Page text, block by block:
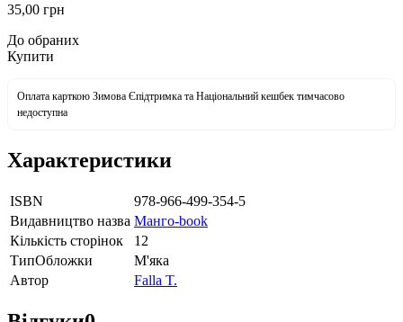
35,00 грн
До обраних
Купити
Оплата карткою Зимова Єпідтримка та Національний кешбек тимчасово
недоступна
Характеристики
ISBN
978-966-499-354-5
Видавництво назва Манго-book
Кількість сторінок
12
ТипОбложки
М'яка
Автор
Falla T.